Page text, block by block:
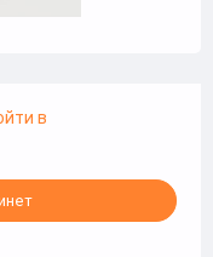
в